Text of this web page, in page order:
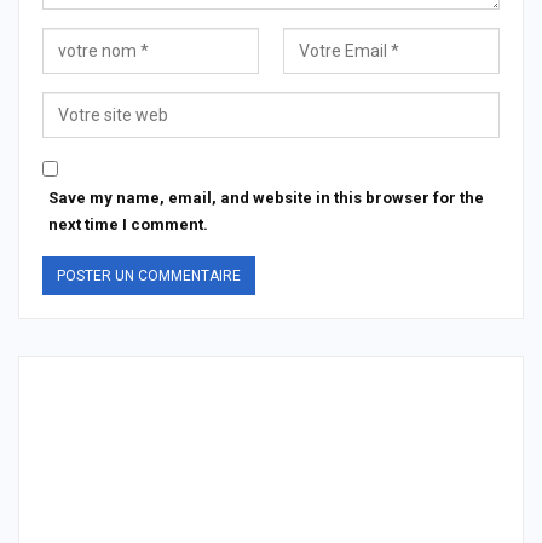
Save my name, email, and website in this browser for the
next time I comment.